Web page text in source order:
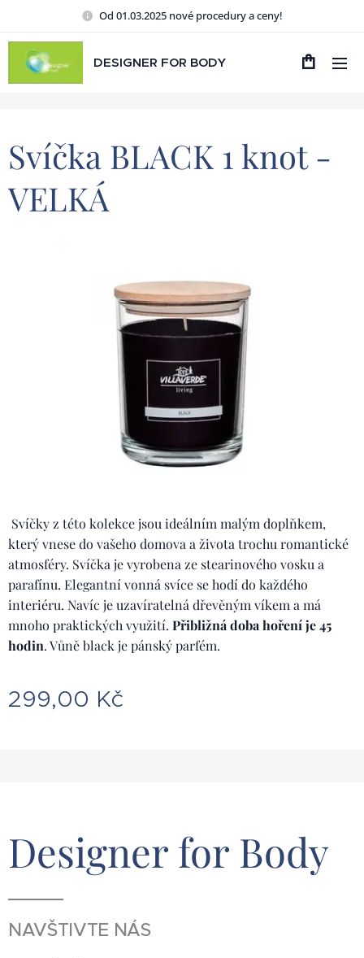
Od 01.03.2025 nové procedury a ceny!
DESIGNER FOR BODY
Svíčka BLACK 1 knot -
VELKÁ
Svíčky z této kolekce jsou ideálním malým doplňkem,
který vnese do vašeho domova a života trochu romantické
atmosféry. Svíčka je vyrobena ze stearinového vosku a
parafínu. Elegantní vonná svíce se hodí do každého
interiéru. Navíc je uzavíratelná dřevěným víkem a má
mnoho praktických využití. Přibližná doba hoření je 45
hodin. Vůně black je pánský parfém.
299,00 Kč
Designer for Body
NAVŠTIVTE NÁS